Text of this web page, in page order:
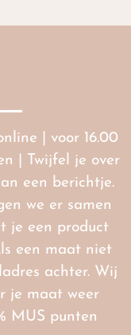
| voor 16.00
| Twijfel je over
een berichtje.
we er samen
je een product
een maat niet
achter. Wij
je maat weer
MUS punten